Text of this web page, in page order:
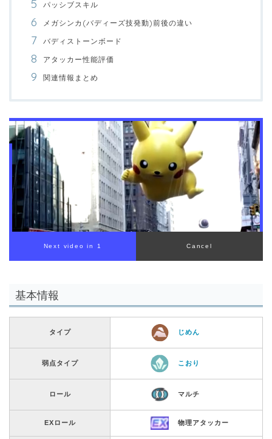
パッシブスキル
メガシンカ(バディーズ技発動)前後の違い
バディストーンボード
アタッカー性能評価
関連情報まとめ
00:00 /01:00
基本情報
タイプ じめん
弱点タイプ こおり
ロール マルチ
EXロール 物理アタッカー